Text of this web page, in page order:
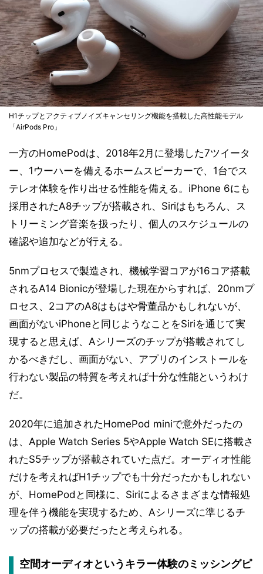
H1チップとアクティブノイズキャンセリング機能を搭載した高性能モデル
「AirPods Pro」
一方のHomePodは、2018年2月に登場した7ツイータ
ー、1ウーハーを備えるホームスピーカーで、1台でス
テレオ体験を作り出せる性能を備える。iPhone 6にも
採用されたA8チップが搭載され、Siriはもちろん、ス
トリーミング音楽を扱ったり、個人のスケジュールの
確認や追加などが行える。
5nmプロセスで製造され、機械学習コアが16コア搭載
されるA14 Bionicが登場した現在からすれば、20nmプ
ロセス、2コアのA8はもはや骨董品かもしれないが、
画面がないiPhoneと同じようなことをSiriを通じて実
現すると思えば、Aシリーズのチップが搭載されてし
かるべきだし、画面がない、アプリのインストールを
行わない製品の特質を考えれば十分な性能というわけ
だ。
2020年に追加されたHomePod miniで意外だったの
は、Apple Watch Series 5やApple Watch SEに搭載さ
れたS5チップが搭載されていた点だ。オーディオ性能
だけを考えればH1チップでも十分だったかもしれない
が、HomePodと同様に、Siriによるさまざまな情報処
理を伴う機能を実現するため、Aシリーズに準じるチ
ップの搭載が必要だったと考えられる。
空間オーディオというキラー体験のミッシングピ